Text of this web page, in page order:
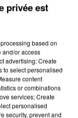
en
privée est
based on
and/or access
advertising; Create
to select personalised
content
or combinations
services; Create
personalised
security, prevent and